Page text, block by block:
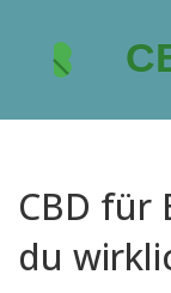
CBD für
du